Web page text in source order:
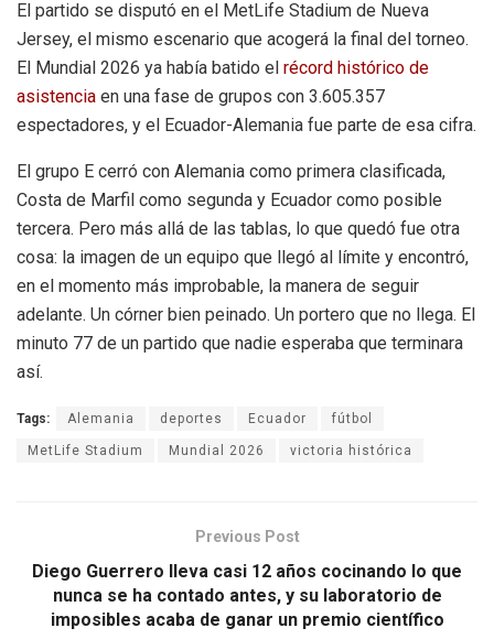
El partido se disputó en el MetLife Stadium de Nueva
Jersey, el mismo escenario que acogerá la final del torneo.
El Mundial 2026 ya había batido el récord histórico de
asistencia en una fase de grupos con 3.605.357
espectadores, y el Ecuador-Alemania fue parte de esa cifra.
El grupo E cerró con Alemania como primera clasificada,
Costa de Marfil como segunda y Ecuador como posible
tercera. Pero más allá de las tablas, lo que quedó fue otra
cosa: la imagen de un equipo que llegó al límite y encontró,
en el momento más improbable, la manera de seguir
adelante. Un córner bien peinado. Un portero que no llega. El
minuto 77 de un partido que nadie esperaba que terminara
así.
Tags: Alemania deportes Ecuador fútbol
MetLife Stadium Mundial 2026 victoria histórica
Previous Post
Diego Guerrero lleva casi 12 años cocinando lo que
nunca se ha contado antes, y su laboratorio de
imposibles acaba de ganar un premio científico